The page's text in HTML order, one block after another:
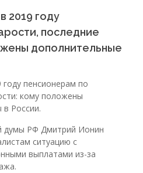
2019 году
последние
дополнительные
пенсионерам по
кому положены
России.
думы РФ Дмитрий Ионин
ситуацию с
выплатами из-за